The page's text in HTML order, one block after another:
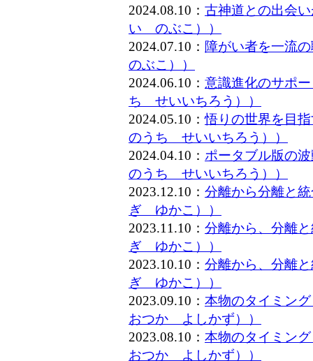
2024.08.10： 古神道との出会
い のぶこ））
2024.07.10： 障がい者を一流
のぶこ））
2024.06.10： 意識進化のサポ
ち せいいちろう））
2024.05.10：悟りの世界を目
のうち せいいちろう））
2024.04.10： ポータブル版の
のうち せいいちろう））
2023.12.10： 分離から分離と
ぎ ゆかこ））
2023.11.10： 分離から、分離
ぎ ゆかこ））
2023.10.10： 分離から、分離
ぎ ゆかこ））
2023.09.10： 本物のタイミン
おつか よしかず））
2023.08.10： 本物のタイミン
おつか よしかず））